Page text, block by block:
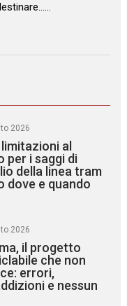
2026
al
per i saggi di
della linea tram
dove e quando
2026
il progetto
che non
errori,
e nessun